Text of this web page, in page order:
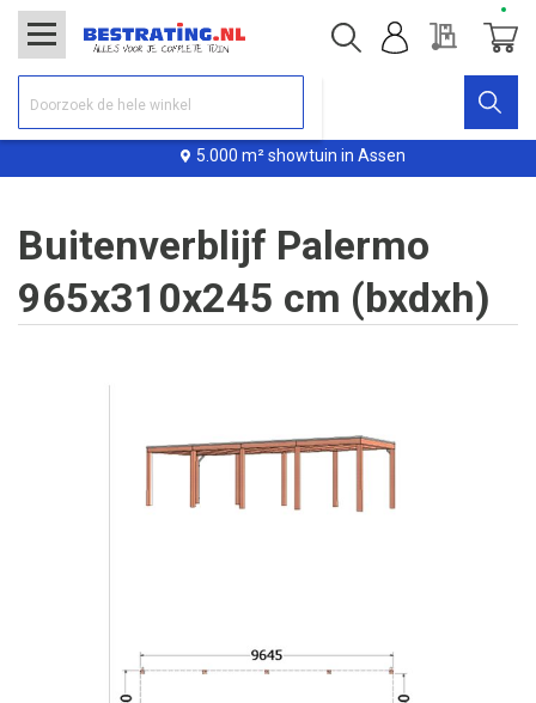
5.000 m² showtuin in Assen
Offerte
Buitenverblijf Palermo
965x310x245 cm (bxdxh)